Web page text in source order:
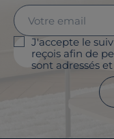
J'accepte le
reçois afin de
sont adressés